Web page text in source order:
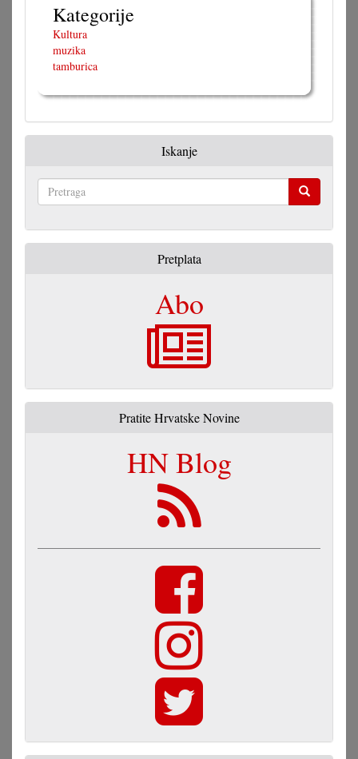
Kategorije
Kultura
muzika
tamburica
Iskanje
Pretplata
Abo
Pratite Hrvatske Novine
HN Blog